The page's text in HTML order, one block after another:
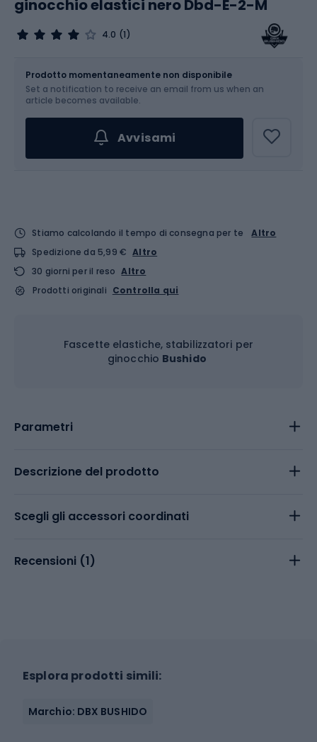
ginocchio elastici nero Dbd-E-2-M
4.0 (1)
Scegli un'opzione...
Prodotto momentaneamente non disponibile
Set a notification to receive an email from us when an
article becomes available.
Avvisami
Stiamo calcolando il tempo di consegna per te
Altro
Spedizione da 5,99 € Altro
30 giorni per il reso Altro
Prodotti originali Controlla qui
Fascette elastiche, stabilizzatori per
ginocchio Bushido
Parametri
Descrizione del prodotto
Scegli gli accessori coordinati
Recensioni (1)
Esplora prodotti simili:
Marchio: DBX BUSHIDO